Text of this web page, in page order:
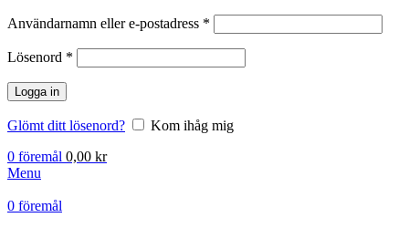
Användarnamn eller e-postadress *
Lösenord *
Logga in
Glömt ditt lösenord?
Kom ihåg mig
0 föremål 0,00 kr
Menu
0 föremål